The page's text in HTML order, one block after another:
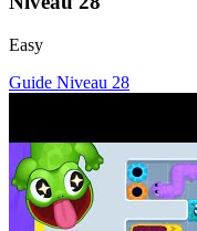
Easy
Guide Niveau 28